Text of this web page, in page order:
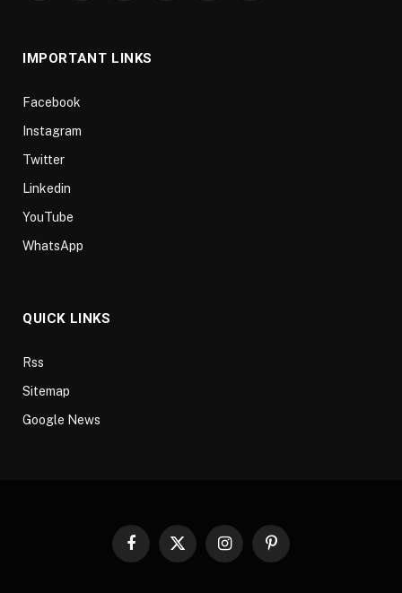
IMPORTANT LINKS
Facebook
Instagram
Twitter
Linkedin
YouTube
WhatsApp
QUICK LINKS
Rss
Sitemap
Google News
Facebook
X
InstagramPinterest